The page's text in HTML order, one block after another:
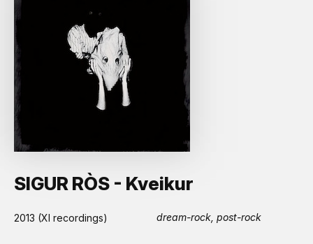
SIGUR RÒS - Kveikur
2013 (Xl recordings) dream-rock, post-rock